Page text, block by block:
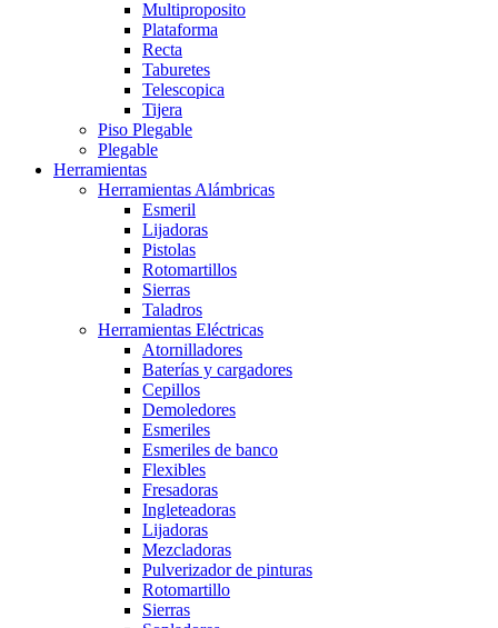
Multiproposito
Plataforma
Recta
Taburetes
Telescopica
Tijera
Piso Plegable
Plegable
Herramientas
Herramientas Alámbricas
Esmeril
Lijadoras
Pistolas
Rotomartillos
Sierras
Taladros
Herramientas Eléctricas
Atornilladores
Baterías y cargadores
Cepillos
Demoledores
Esmeriles
Esmeriles de banco
Flexibles
Fresadoras
Ingleteadoras
Lijadoras
Mezcladoras
Pulverizador de pinturas
Rotomartillo
Sierras